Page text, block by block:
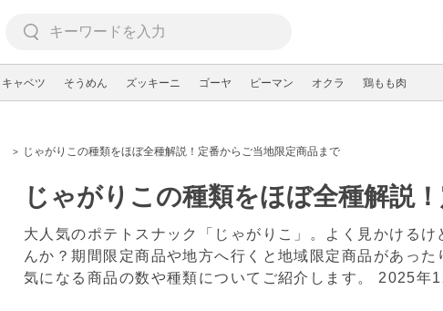
キャベツ そうめん ズッキーニ ゴーヤ ピーマン オクラ 鶏もも肉
じゃがりこの種類をほぼ全種解説！定番からご当地限定商品まで
じゃがりこの種類をほぼ全種解説
大人気のポテトスナック「じゃがりこ」。よく見かける
んか？期間限定商品や地方へ行くと地域限定商品があっ
気になる商品の数や種類についてご紹介します。 2025年